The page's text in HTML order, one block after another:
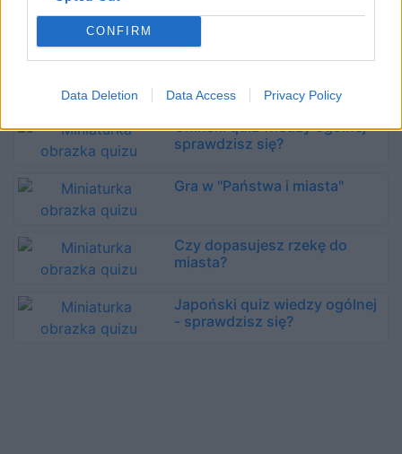
CONFIRM
Data Deletion Data Access Privacy Policy
Australijski quiz wiedzy
ogólnej - sprawdzisz się?
Chiński quiz wiedzy ogólnej -
sprawdzisz się?
Gra w "Państwa i miasta"
Czy dopasujesz rzekę do
miasta?
Japoński quiz wiedzy ogólnej
- sprawdzisz się?